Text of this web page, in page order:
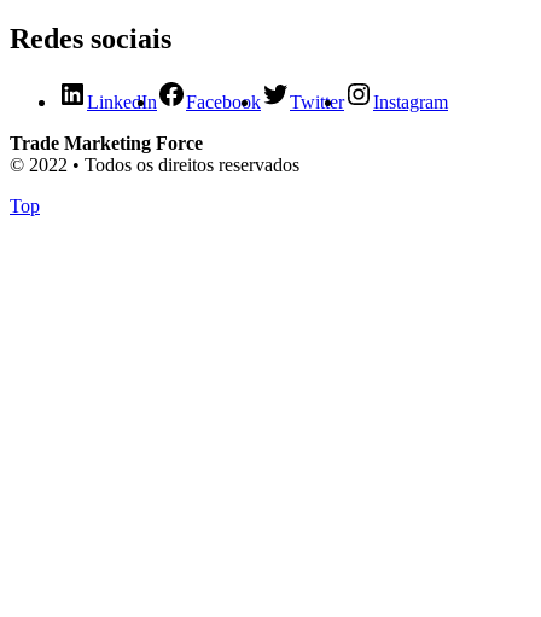
Redes sociais
LinkedIn Facebook Twitter
Instagram
Trade Marketing Force
© 2022 • Todos os direitos reservados
Top